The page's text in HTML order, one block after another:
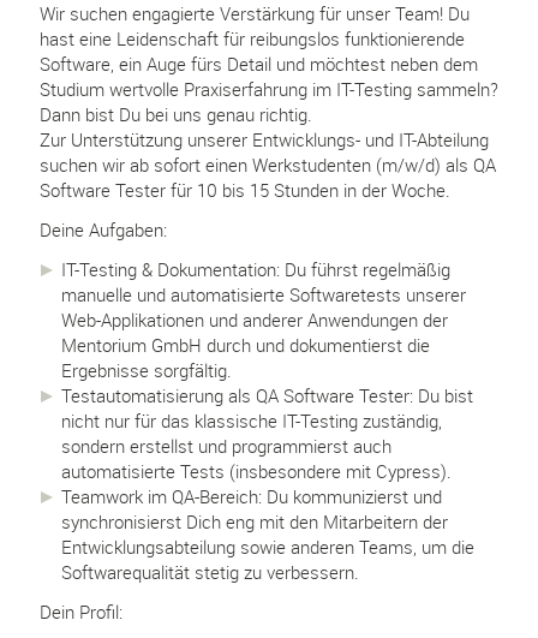
Wir suchen engagierte Verstärkung für unser Team! Du
hast eine Leidenschaft für reibungslos funktionierende
Software, ein Auge fürs Detail und möchtest neben dem
Studium wertvolle Praxiserfahrung im IT-Testing sammeln?
Dann bist Du bei uns genau richtig.
Zur Unterstützung unserer Entwicklungs- und IT-Abteilung
suchen wir ab sofort einen Werkstudenten (m/w/d) als QA
Software Tester für 10 bis 15 Stunden in der Woche.
Deine Aufgaben:
IT-Testing & Dokumentation: Du führst regelmäßig
manuelle und automatisierte Softwaretests unserer
Web-Applikationen und anderer Anwendungen der
Mentorium GmbH durch und dokumentierst die
Ergebnisse sorgfältig.
Testautomatisierung als QA Software Tester: Du bist
nicht nur für das klassische IT-Testing zuständig,
sondern erstellst und programmierst auch
automatisierte Tests (insbesondere mit Cypress).
Teamwork im QA-Bereich: Du kommunizierst und
synchronisierst Dich eng mit den Mitarbeitern der
Entwicklungsabteilung sowie anderen Teams, um die
Softwarequalität stetig zu verbessern.
Dein Profil: